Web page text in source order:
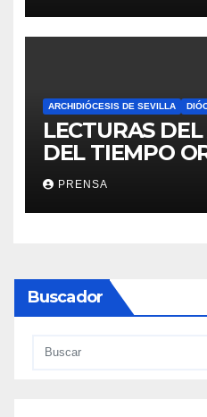
ARCHIDIÓCESIS DE SEVILLA
LECTURAS
DEL TIEMPO
PRENSA
Buscador